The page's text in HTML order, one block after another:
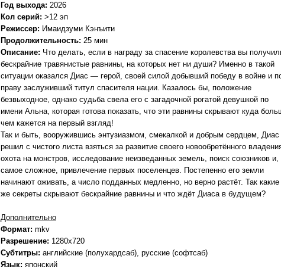
Год выхода: 2026
Кол серий: >12 эп
Режиссер: Имаидзуми Кэнъити
Продолжительность: 25 мин
Описание: Что делать, если в награду за спасение королевства вы
бескрайние травянистые равнины, на которых нет ни души? Именно в такой
ситуации оказался Диас — герой, своей силой добывший победу в войне и
праву заслуживший титул спасителя нации. Казалось бы, положение
безвыходное, однако судьба свела его с загадочной рогатой девушкой по
имени Альна, которая готова показать, что эти равнины скрывают куда
чем кажется на первый взгляд!
Так и быть, вооружившись энтузиазмом, смекалкой и добрым сердцем, Диас
решил с чистого листа взяться за развитие своего новообретённого
охота на монстров, исследование неизведанных земель, поиск союзников и,
самое сложное, привлечение первых поселенцев. Постепенно его земли
начинают оживать, а число подданных медленно, но верно растёт. Так какие
же секреты скрывают бескрайние равнины и что ждёт Диаса в будущем?
Дополнительно
Формат: mkv
Разрешение: 1280x720
Субтитры: английские (полухардсаб), русские (софтсаб)
Язык: японский